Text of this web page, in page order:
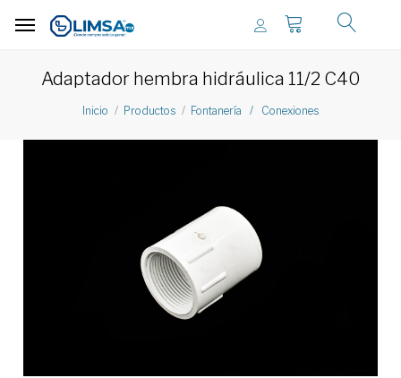
Adaptador hembra hidráulica 11/2 C40
Inicio Productos Fontanería / Conexiones